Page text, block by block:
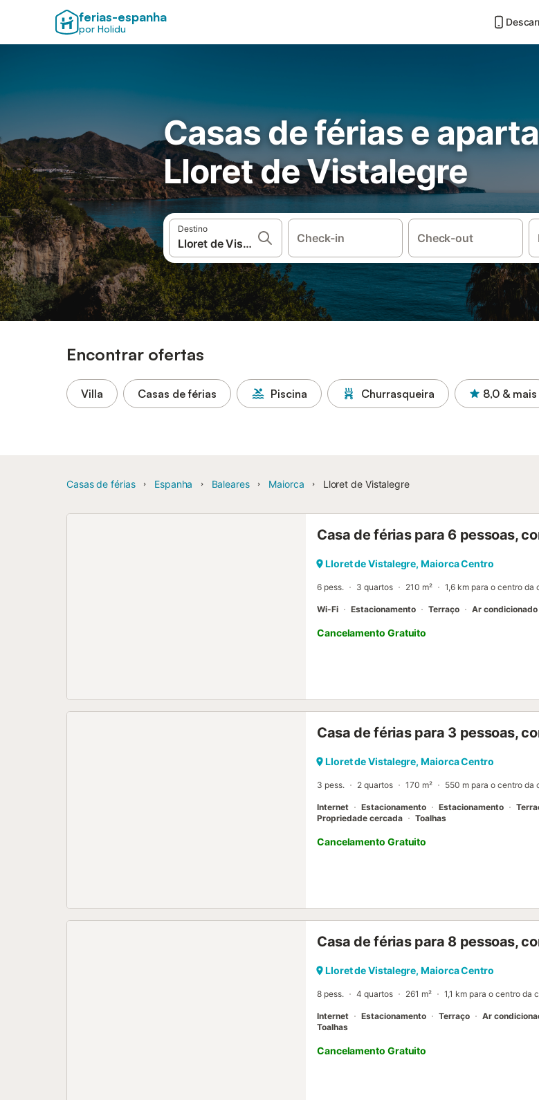
ferias-espanha
por Holidu
Casas de férias e
Lloret de Vistalegre
Destino
Check-in Check-out
Encontrar ofertas
Villa Casas de férias Piscina Churrasqueira 8,0 & mais
Casas de férias Espanha Baleares Maiorca Lloret de Vistalegre
Casa de férias para 6 pessoas,
Lloret de Vistalegre, Maiorca Centro
6 pess. 3 quartos 210 m² 1,6 km para o centro da
Wi-Fi Estacionamento Terraço Ar condicionado
Cancelamento Gratuito
Casa de férias para 3 pessoas,
Lloret de Vistalegre, Maiorca Centro
3 pess. 2 quartos 170 m² 550 m para o centro da
Internet Estacionamento Estacionamento
Propriedade cercada
Toalhas
Cancelamento Gratuito
Casa de férias para 8 pessoas,
Lloret de Vistalegre, Maiorca Centro
8 pess. 4 quartos 261 m² 1,1 km para o centro da
Internet Estacionamento Terraço Ar
Toalhas
Cancelamento Gratuito